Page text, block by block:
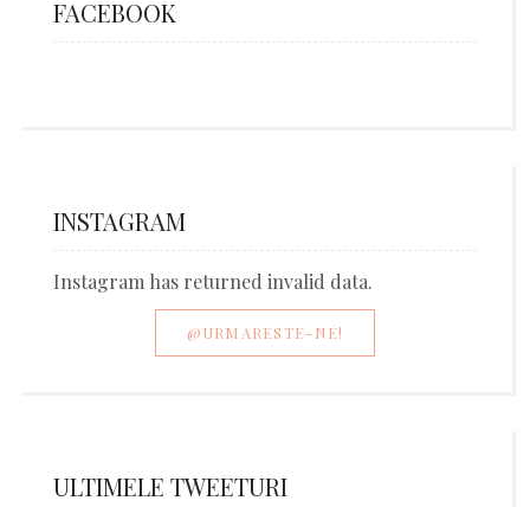
FACEBOOK
INSTAGRAM
Instagram has returned invalid data.
@URMARESTE-NE!
ULTIMELE TWEETURI